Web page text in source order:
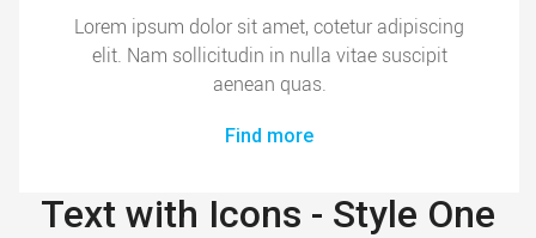
Lorem ipsum dolor sit amet, cotetur adipiscing
elit. Nam sollicitudin in nulla vitae suscipit
aenean quas.
Find more
Text with Icons - Style One